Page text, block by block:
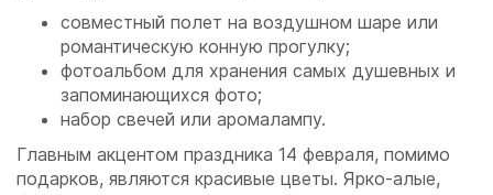
совместный полет на воздушном шаре или
романтическую конную прогулку;
фотоальбом для хранения самых душевных и
запоминающихся фото;
набор свечей или аромалампу.
Главным акцентом праздника 14 февраля, помимо
подарков, являются красивые цветы. Ярко-алые,